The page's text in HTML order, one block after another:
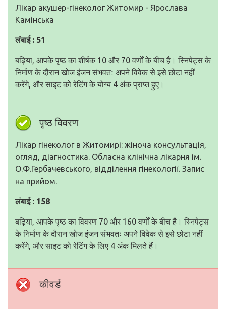
Лікар акушер-гінеколог Житомир - Ярослава
Камінська
लंबाई : 51
बढ़िया, आपके पृष्ठ का शीर्षक 10 और 70 वर्णों के बीच है। स्निपेट्स के
निर्माण के दौरान खोज इंजन संभवतः अपने विवेक से इसे छोटा नहीं
करेंगे, और साइट को रेटिंग के योग्य 4 अंक प्राप्त हुए।
पृष्ठ विवरण
Лікар гінеколог в Житомирі: жіноча консультація,
огляд, діагностика. Обласна клінічна лікарня ім.
О.Ф.Гербачевського, відділення гінекології. Запис
на прийом.
लंबाई : 158
बढ़िया, आपके पृष्ठ का विवरण 70 और 160 वर्णों के बीच है। स्निपेट्स
के निर्माण के दौरान खोज इंजन संभवतः अपने विवेक से इसे छोटा नहीं
करेंगे, और साइट को रेटिंग के लिए 4 अंक मिलते हैं।
कीवर्ड